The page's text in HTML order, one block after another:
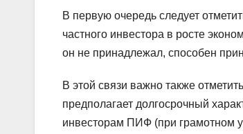
В первую очередь следует
частного инвестора в росте
он не принадлежал, способен
В этой связи важно также
предполагает долгосрочный
инвесторам ПИФ (при грамотном